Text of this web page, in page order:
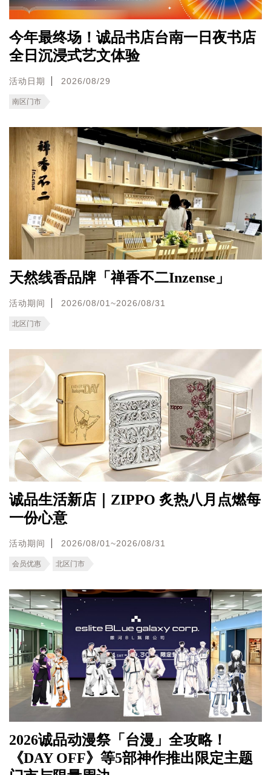
今年最终场！诚品书店台南一日夜书店
全日沉浸式艺文体验
活动日期 2026/08/29
南区门市
天然线香品牌「禅香不二Inzense」
活动期间 2026/08/01~2026/08/31
北区门市
诚品生活新店｜ZIPPO 炙热八月点燃每
一份心意
活动期间 2026/08/01~2026/08/31
会员优惠 北区门市
2026诚品动漫祭「台漫」全攻略！
《DAY OFF》等5部神作推出限定主题